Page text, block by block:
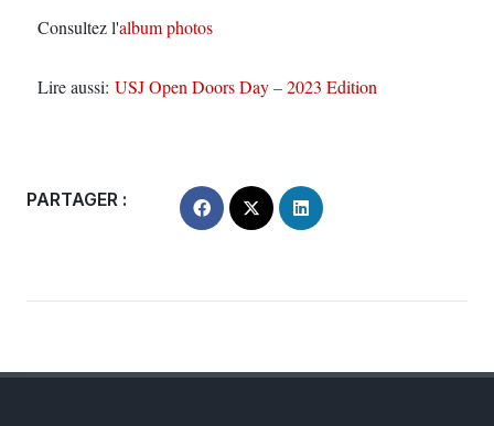
Consultez l'album photos
Lire aussi: USJ Open Doors Day – 2023 Edition
PARTAGER :